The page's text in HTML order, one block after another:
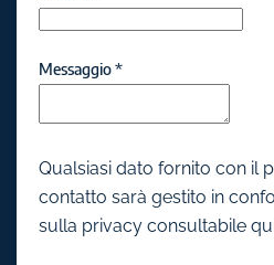
Messaggio*
Qualsiasi dato fornito con il
contatto sarà gestito in
sulla privacy consultabile